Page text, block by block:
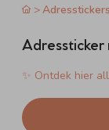
Adresstickers
✨ Ontdek hier